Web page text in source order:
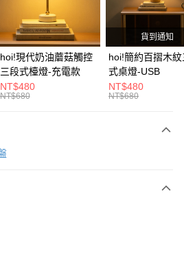
彰化商業銀行
台北富邦商業銀行
兆豐國際商業銀行
台中商業銀行
華泰商業銀行
遠東國際商業銀行
第一商業銀行
彰化商業銀行
台北富邦商業銀行
兆豐國際商業銀行
台中商業銀行
之後才付款」的支付方式。 讓您購物簡單
，再付款。
】
金額後，即可完成結帳。
上)免運費
hoi!現代奶油蘑菇觸控
三段式檯燈-充電款
NT$480
NT$680
貨到通知
hoi!簡約百摺木
式桌燈-USB
NT$480
NT$680